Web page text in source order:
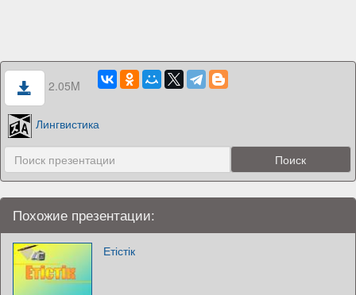
2.05M
Лингвистика
Похожие презентации:
Етістік